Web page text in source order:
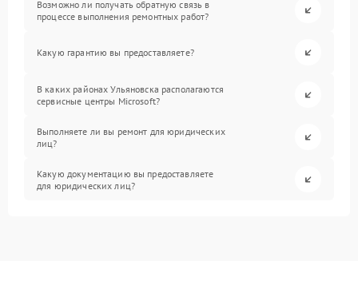
Возможно ли получать обратную связь в
процессе выполнения ремонтных работ?
Какую гарантию вы предоставляете?
В каких районах Ульяновска располагаются
сервисные центры Microsoft?
Выполняете ли вы ремонт для юридических
лиц?
Какую документацию вы предоставляете
для юридических лиц?